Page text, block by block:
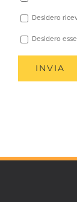
Desidero
Desidero